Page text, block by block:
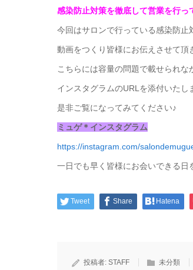
感染防止対策を徹底して営業を行っ
今回はサロンで行っている感染防止
動画をつくり皆様にお伝えさせて頂
こちらには容量の問題で載せられな
インスタグラムのURLを添付いたし
是非ご覧になってみてください♪
ミュゲ＊インスタグラム
https://instagram.com/
一日でも早く皆様にお会いできる
Tweet Share Hatena
投稿者: STAFF 未分類